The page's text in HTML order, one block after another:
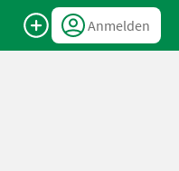
Anmelden